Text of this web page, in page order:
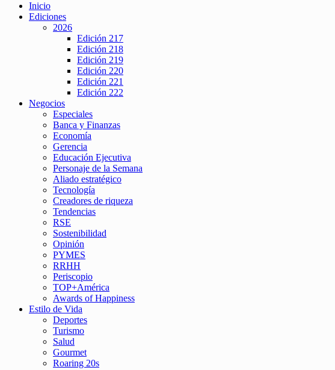
Inicio
Ediciones
2026
Edición 217
Edición 218
Edición 219
Edición 220
Edición 221
Edición 222
Negocios
Especiales
Banca y Finanzas
Economía
Gerencia
Educación Ejecutiva
Personaje de la Semana
Aliado estratégico
Tecnología
Creadores de riqueza
Tendencias
RSE
Sostenibilidad
Opinión
PYMES
RRHH
Periscopio
TOP+América
Awards of Happiness
Estilo de Vida
Deportes
Turismo
Salud
Gourmet
Roaring 20s